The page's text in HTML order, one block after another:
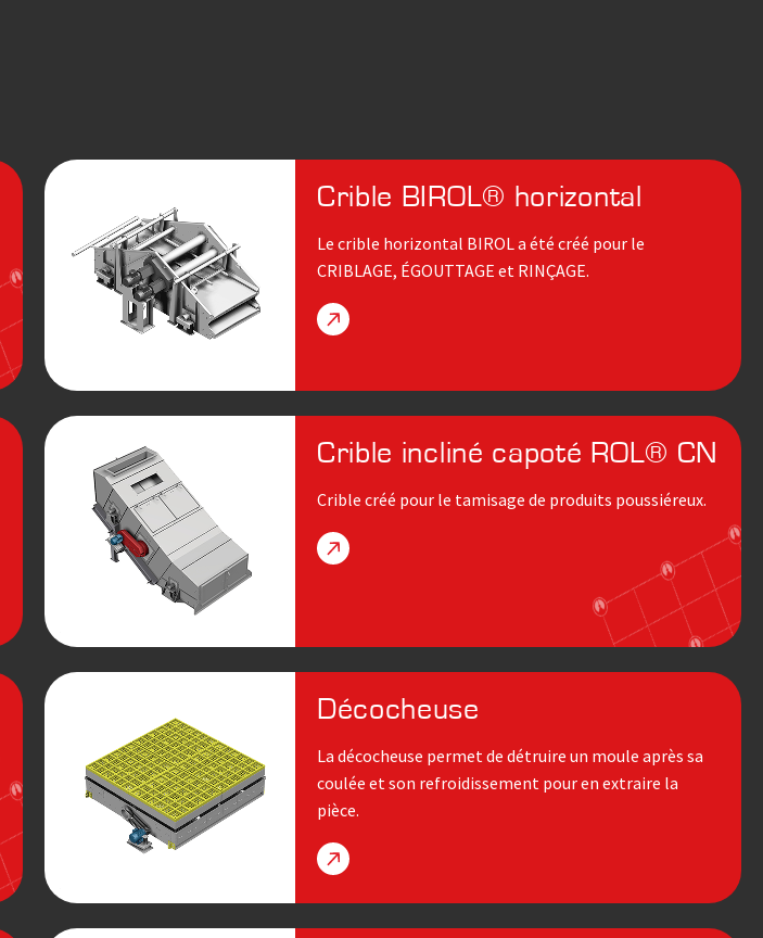
Crible BIROL® horizontal
Le crible horizontal BIROL a été créé pour le
CRIBLAGE, ÉGOUTTAGE et RINÇAGE.
Crible incliné capoté ROL® CN
Crible créé pour le tamisage de produits poussiéreux.
Décocheuse
La décocheuse permet de détruire un moule après sa
coulée et son refroidissement pour en extraire la
pièce.